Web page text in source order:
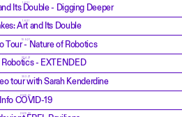
1.6.21
Its Double - Digging Deeper
1.6.21
Art and Its Double
10.5.21
Tour - Nature of Robotics
22.4.21 - EXTENDED
30.3.21
tour with Sarah Kenderdine
29.10.20
Info COVID-19
28.10.20